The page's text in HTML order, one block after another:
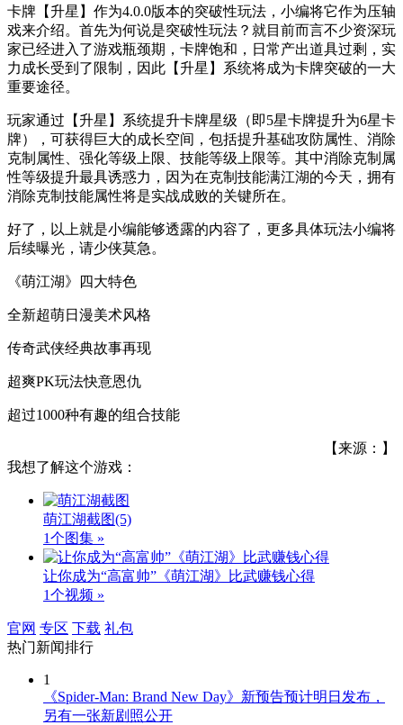
卡牌【升星】作为4.0.0版本的突破性玩法，小编将它作为压轴
戏来介绍。首先为何说是突破性玩法？就目前而言不少资深玩
家已经进入了游戏瓶颈期，卡牌饱和，日常产出道具过剩，实
力成长受到了限制，因此【升星】系统将成为卡牌突破的一大
重要途径。
玩家通过【升星】系统提升卡牌星级（即5星卡牌提升为6星卡
牌），可获得巨大的成长空间，包括提升基础攻防属性、消除
克制属性、强化等级上限、技能等级上限等。其中消除克制属
性等级提升最具诱惑力，因为在克制技能满江湖的今天，拥有
消除克制技能属性将是实战成败的关键所在。
好了，以上就是小编能够透露的内容了，更多具体玩法小编将
后续曝光，请少侠莫急。
《萌江湖》四大特色
全新超萌日漫美术风格
传奇武侠经典故事再现
超爽PK玩法快意恩仇
超过1000种有趣的组合技能
【来源：】
我想了解这个游戏：
萌江湖截图(5)
1个图集 »
让你成为“高富帅”《萌江湖》比武赚钱心得
1个视频 »
官网 专区 下载 礼包
热门新闻排行
1
《Spider-Man: Brand New Day》新预告预计明日发布，
另有一张新剧照公开